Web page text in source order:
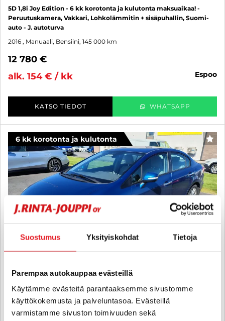
Suostumus Yksityiskohdat Tietoja
Parempaa autokauppaa evästeillä
Käytämme evästeitä parantaaksemme sivustomme
käyttökokemusta ja palveluntasoa. Evästeillä
varmistamme sivuston toimivuuden sekä
5D 1,8i Joy Edition - 6 kk korotonta ja kulutonta maksuaikaa! -
Peruutuskamera, Vakkari, Lohkolämmitin + sisäpuhallin, Suomi-
auto - J. autoturva
2016 , Manuaali, Bensiini, 145 000 km
12 780 €
alk. 154 € / kk
espoo
KATSO TIEDOT WHATSAPP
6 kk korotonta ja kulutonta
Honda Civic